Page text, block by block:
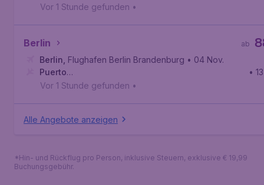
Princesa, Internationaler Flughafen Puerto Princesa
Vor 1 Stunde gefunden •
Berlin ab
Berlin Flughafen Berlin Brandenburg • 04 Nov.
Puerto
Princesa, Internationaler Flughafen Puerto Princesa
•
Vor 1 Stunde gefunden •
Alle Angebote anzeigen
*Hin- und Rückflug pro Person, inklusive Steuern, exklusive € 19,99
Buchungsgebühr.